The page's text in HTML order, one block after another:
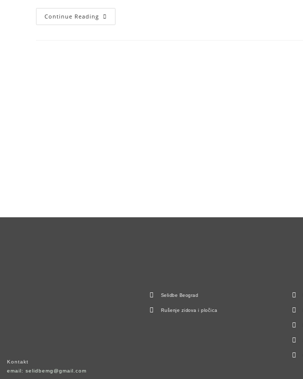
Continue Reading
Kontakt
email: selidbemg@gmail.com
Selidbe Beograd
Rušenje zidova i pločica